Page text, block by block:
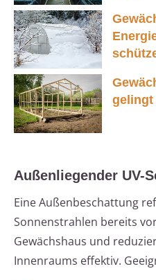
gelingt
Außenliegender UV-
Eine Außenbeschattung
Sonnenstrahlen bereits
Gewächshaus und
Innenraums effektiv.